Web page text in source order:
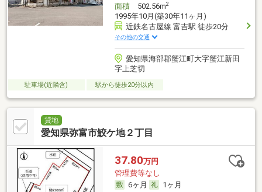
面積502.56m2
1995年10月(築30年11ヶ月)
近鉄名古屋線 富吉駅 徒歩20分
その他の交通
愛知県海部郡蟹江町大字蟹江新田
字上芝切
駐車場(近隣含) 駅から徒歩20分以内
貸地
愛知県弥富市鮫ケ地２丁目
37.80万円
管理費等なし
6ヶ月
1ヶ月